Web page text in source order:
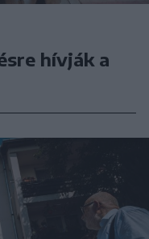
hívják a